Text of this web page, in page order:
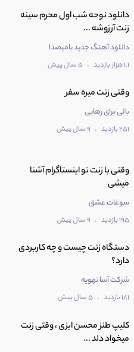
دانلود نوحه شب اول محرم سینه
زنت آرزوشه ...
دانلود آهنگ جدید بامیصدا
1.1 هزار بازدید . 5 سال پیش
‫وقتی زنت میره سفر‬‎
بالی برای رهایی
251 بازدید . 9 سال پیش
‫وقتی با زنت تو اینستاگرام آشنا
سوغات عشق
195 بازدید . 9 سال پیش
دستگاه زنت چیست و چه کاربردی
دارد؟
شرکت آسا تهویه
181 بازدید . 5 سال پیش
کلیپ طنز محسن ایزی ، وقتی زنت
میخواد دلد ...